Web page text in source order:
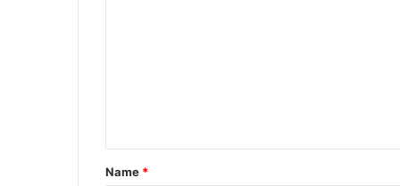
t
*
Name *